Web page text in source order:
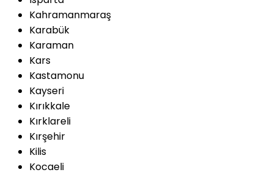
Kahramanmaraş
Karabük
Karaman
Kars
Kastamonu
Kayseri
Kırıkkale
Kırklareli
Kırşehir
Kilis
Kocaeli